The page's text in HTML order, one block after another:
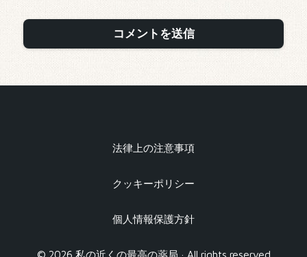
法律上の注意事項
クッキーポリシー
個人情報保護方針
© 2026 私の近くの最高の薬局 · All rights reserved